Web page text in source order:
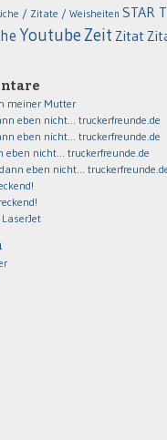
/ Zitate / Weisheiten STAR
Youtube Zeit Zitat
meiner Mutter
eben nicht… truckerfreunde.de
eben nicht… truckerfreunde.de
eben nicht… truckerfreunde.de
eben nicht…